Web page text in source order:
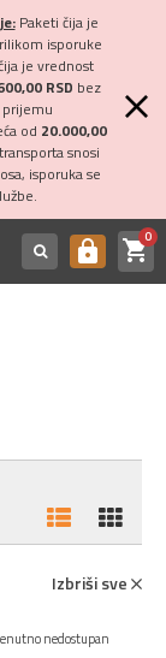
Paketi čija je
isporuke
je vrednost
RSD bez
prijemu
od 20.000,00
snosi
isporuka se
https shopping_cart0
Izbriši sve
nedostupan